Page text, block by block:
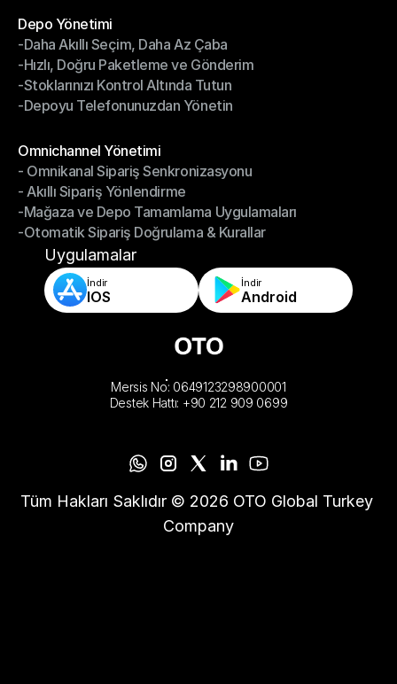
Depo Yönetimi
Depo Yönetimi
-Daha Akıllı Seçim, Daha Az Çaba
-Daha Akıllı Seçim, Daha Az Çaba
-Hızlı, Doğru Paketleme ve Gönderim
-Hızlı, Doğru Paketleme ve Gönderim
-Stoklarınızı Kontrol Altında Tutun
-Stoklarınızı Kontrol Altında Tutun
-Depoyu Telefonunuzdan Yönetin
Omnichannel Yönetimi
Omnichannel Yönetimi
- Omnikanal Sipariş Senkronizasyonu
- Omnikanal Sipariş Senkronizasyonu
- Akıllı Sipariş Yönlendirme
- Akıllı Sipariş Yönlendirme
-Mağaza ve Depo Tamamlama Uygulamaları
-Mağaza ve Depo Tamamlama Uygulamaları
-Otomatik Sipariş Doğrulama & Kurallar
-Otomatik Sipariş Doğrulama & Kurallar
Uygulamalar
İndir
IOS
İndir
Android
Mersis No: 0649123298900001
Destek Hattı: +90 212 909 0699
Tüm Hakları Saklıdır © 2026 OTO Global Turkey
Company